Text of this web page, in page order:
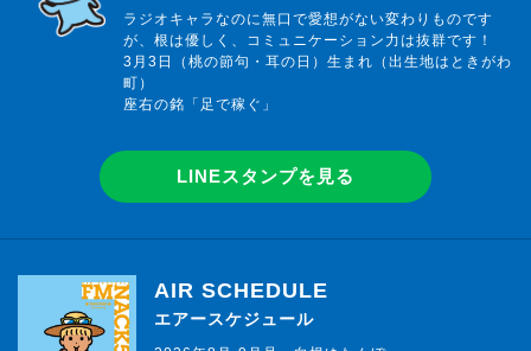
ラジオキャラなのに無口で愛想がない変わりものです
が、根は優しく、コミュニケーション力は抜群です！
3月3日（桃の節句・耳の日）生まれ（出生地はときがわ
町）
座右の銘「足で稼ぐ」
LINEスタンプを見る
AIR SCHEDULE
エアースケジュール